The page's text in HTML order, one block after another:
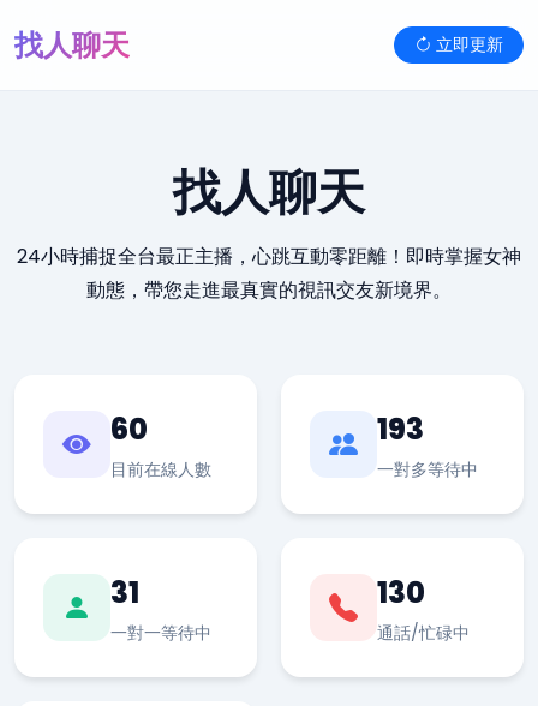
找人聊天 立即更新
找人聊天
24小時捕捉全台最正主播，心跳互動零距離！即時掌握女神
動態，帶您走進最真實的視訊交友新境界。
60
目前在線人數
193
一對多等待中
31
一對一等待中
130
通話/忙碌中